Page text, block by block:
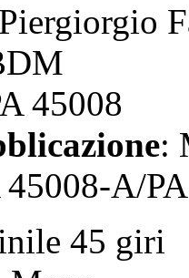
45008
:
45008-A/
45 giri